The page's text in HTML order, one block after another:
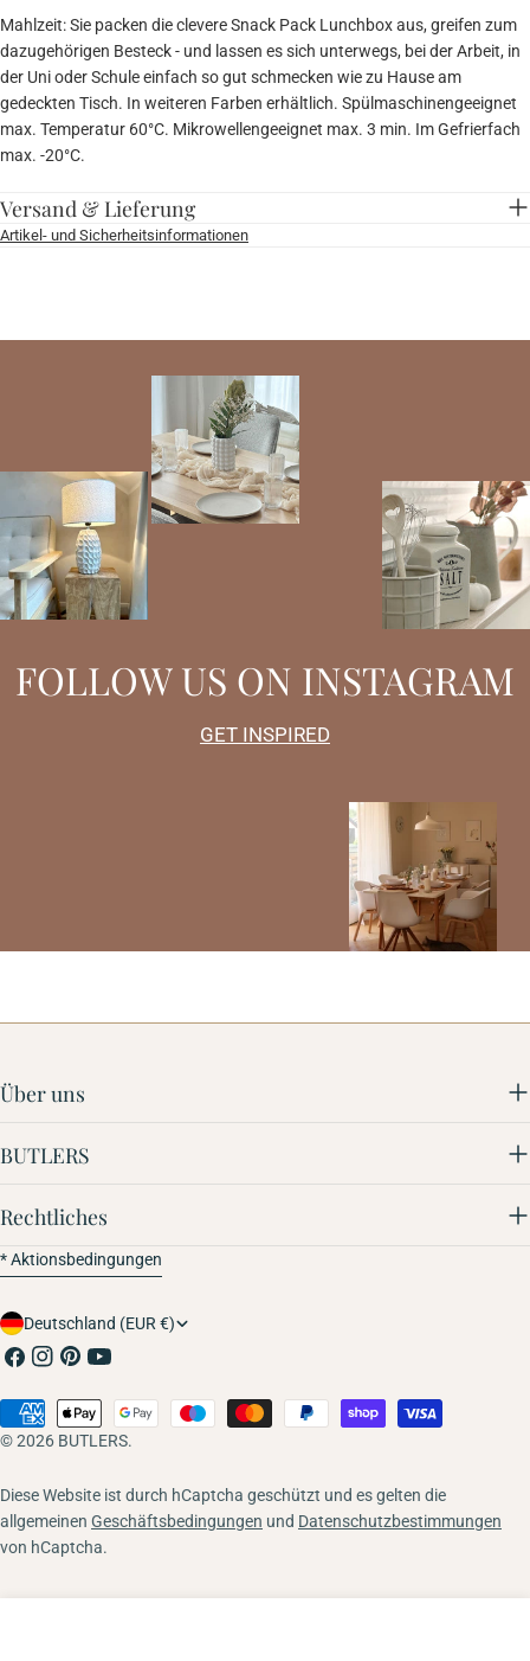
Mahlzeit: Sie packen die clevere Snack Pack Lunchbox aus, greifen zum
dazugehörigen Besteck - und lassen es sich unterwegs, bei der Arbeit, in
der Uni oder Schule einfach so gut schmecken wie zu Hause am
gedeckten Tisch. In weiteren Farben erhältlich. Spülmaschinengeeignet
max. Temperatur 60°C. Mikrowellengeeignet max. 3 min. Im Gefrierfach
max. -20°C.
Versand & Lieferung
Artikel- und Sicherheitsinformationen
FOLLOW US ON INSTAGRAM
GET INSPIRED
Über uns
BUTLERS
Rechtliches
* Aktionsbedingungen
Land/Region
Deutschland (EUR €)
Facebook
Instagram
PinterestYouTube
© 2026 BUTLERS.
Zahlungsmethoden
Diese Website ist durch hCaptcha geschützt und es gelten die
allgemeinen Geschäftsbedingungen und Datenschutzbestimmungen
von hCaptcha.